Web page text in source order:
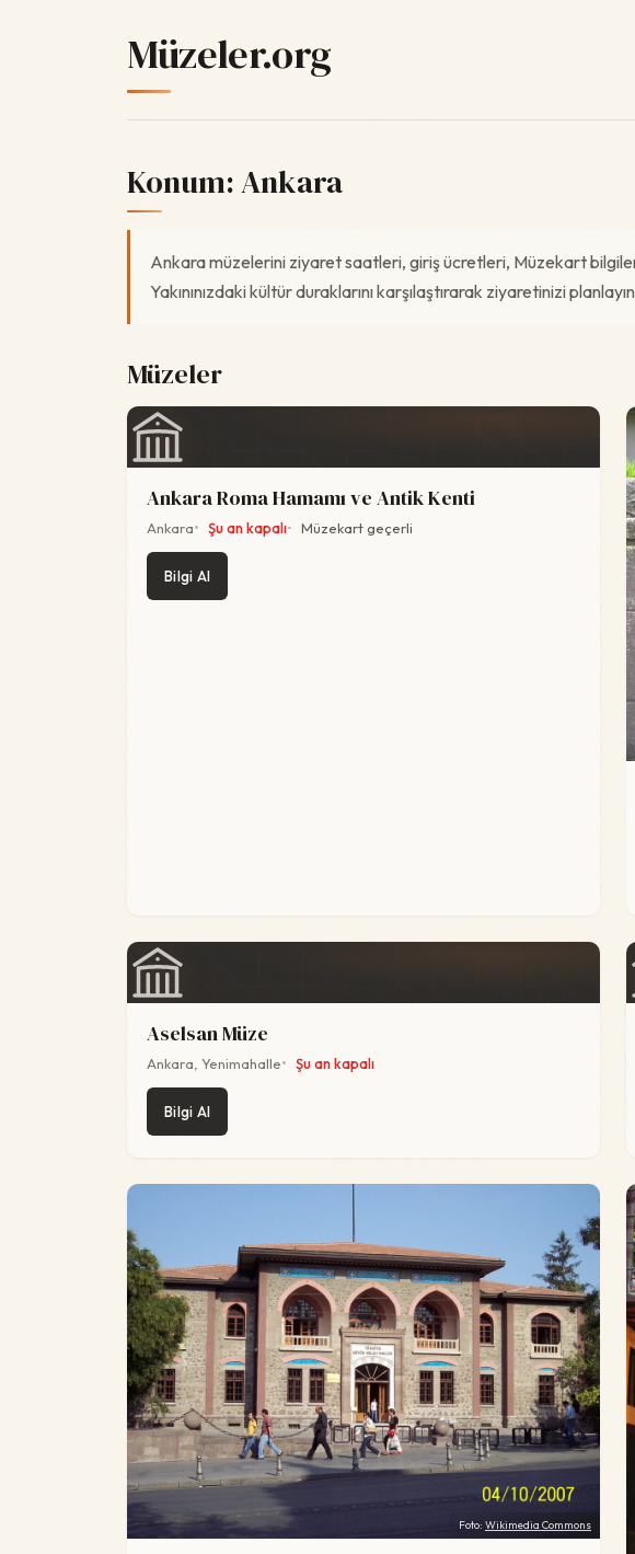
Müzeler.org
Konum:Ankara
Ankara müzelerini ziyaret saatleri, giriş ücretleri, Müzekart
Yakınınızdaki kültür duraklarını karşılaştırarak ziyaretinizi
Müzeler
Ankara Roma Hamamı ve Antik Kenti
Ankara Şu an kapalı Müzekart geçerli
Bilgi Al
Aselsan Müze
Ankara, Yenimahalle Şu an kapalı
Bilgi Al
Foto: Wikimedia Commons